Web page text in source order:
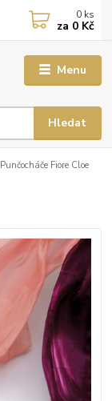
Menu
Hledat
0 ks
za 0 Kč
Punčocháče Fiore Cloe